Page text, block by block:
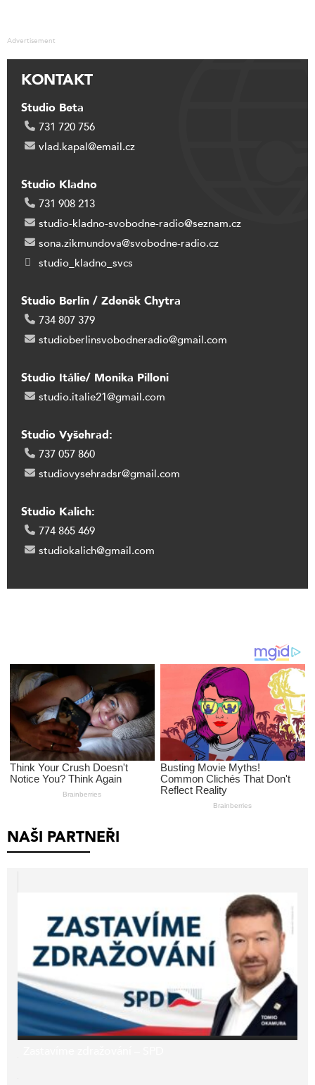
Advertisement
KONTAKT
Studio Beta
731 720 756
vlad.kapal@email.cz
Studio Kladno
731 908 213
studio-kladno-svobodne-radio@seznam.cz
sona.zikmundova@svobodne-radio.cz
studio_kladno_svcs
Studio Berlín / Zdeněk Chytra
734 807 379
studioberlinsvobodneradio@gmail.com
Studio Itálie/ Monika Pilloni
studio.italie21@gmail.com
Studio Vyšehrad:
737 057 860
studiovysehradsr@gmail.com
Studio Kalich:
774 865 469
studiokalich@gmail.com
NAŠI PARTNEŘI